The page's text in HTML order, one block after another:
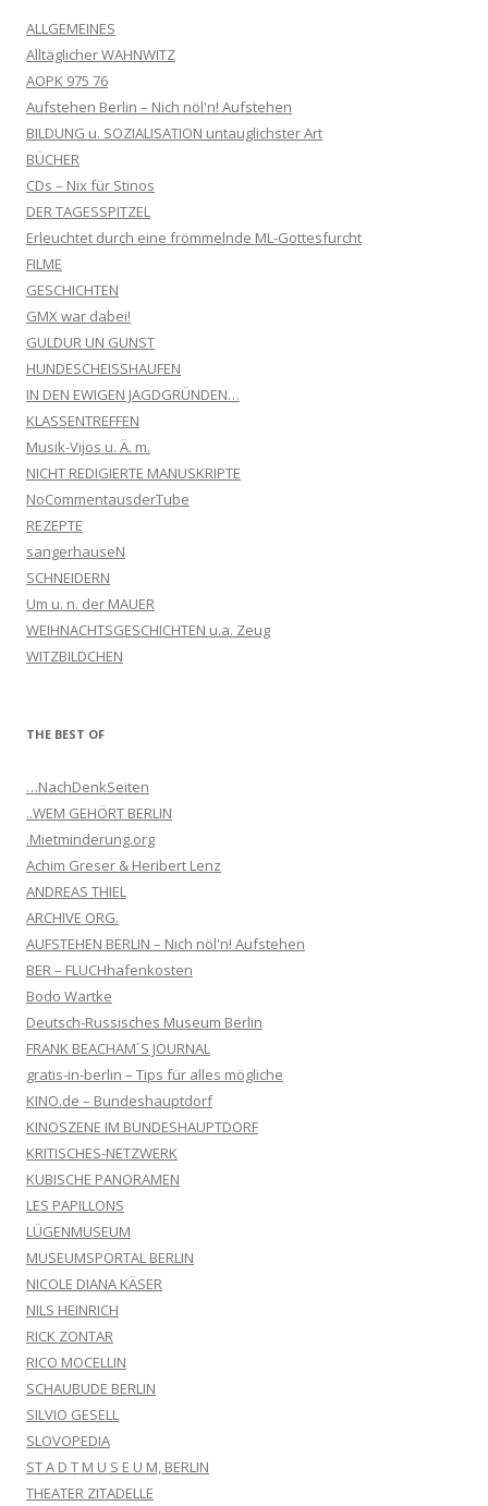
ALLGEMEINES
Alltäglicher WAHNWITZ
AOPK 975 76
Aufstehen Berlin – Nich nöl'n! Aufstehen
BILDUNG u. SOZIALISATION untauglichster Art
BÜCHER
CDs – Nix für Stinos
DER TAGESSPITZEL
Erleuchtet durch eine frömmelnde ML-Gottesfurcht
FILME
GESCHICHTEN
GMX war dabei!
GULDUR UN GUNST
HUNDESCHEISSHAUFEN
IN DEN EWIGEN JAGDGRÜNDEN…
KLASSENTREFFEN
Musik-Vijos u. Ä. m.
NICHT REDIGIERTE MANUSKRIPTE
NoCommentausderTube
REZEPTE
sangerhauseN
SCHNEIDERN
Um u. n. der MAUER
WEIHNACHTSGESCHICHTEN u.a. Zeug
WITZBILDCHEN
THE BEST OF
…NachDenkSeiten
..WEM GEHÖRT BERLIN
.Mietminderung.org
Achim Greser & Heribert Lenz
ANDREAS THIEL
ARCHIVE ORG.
AUFSTEHEN BERLIN – Nich nöl'n! Aufstehen
BER – FLUCHhafenkosten
Bodo Wartke
Deutsch-Russisches Museum Berlin
FRANK BEACHAM´S JOURNAL
gratis-in-berlin – Tips für alles mögliche
KINO.de – Bundeshauptdorf
KINOSZENE IM BUNDESHAUPTDORF
KRITISCHES-NETZWERK
KUBISCHE PANORAMEN
LES PAPILLONS
LÜGENMUSEUM
MUSEUMSPORTAL BERLIN
NICOLE DIANA KÄSER
NILS HEINRICH
RICK ZONTAR
RICO MOCELLIN
SCHAUBUDE BERLIN
SILVIO GESELL
SLOVOPEDIA
ST A D T M U S E U M, BERLIN
THEATER ZITADELLE